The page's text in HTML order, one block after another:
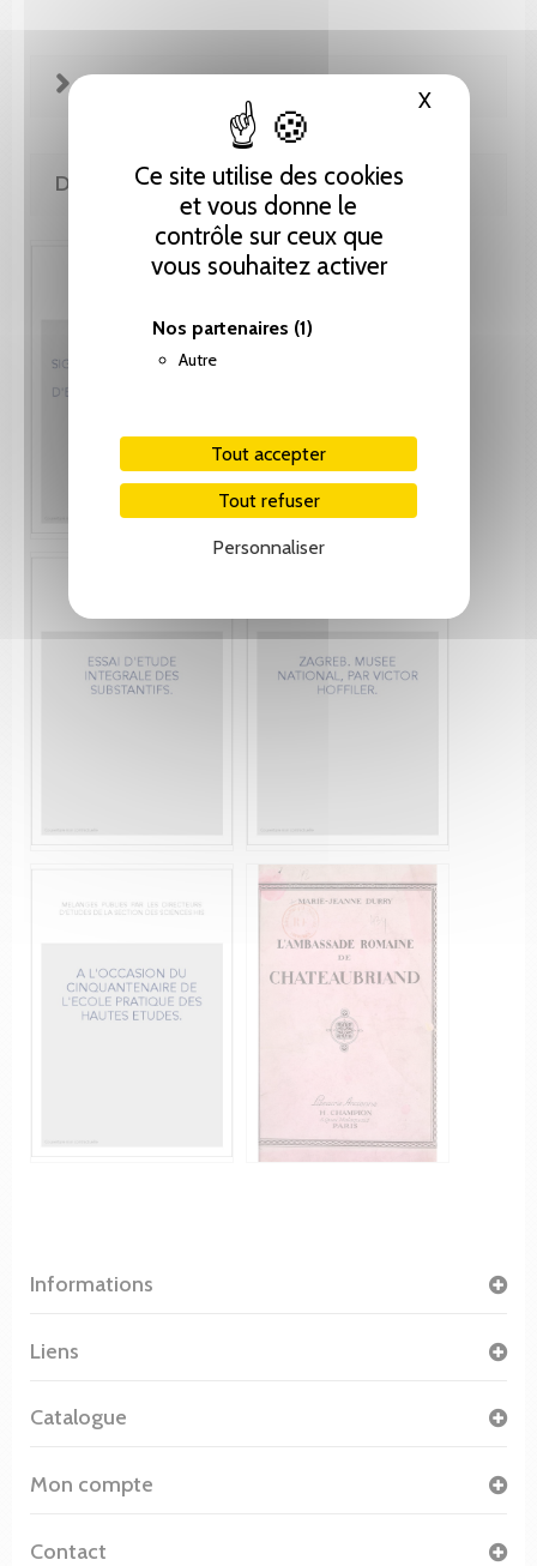
Ce site utilise des cookies
et vous donne le
contrôle sur ceux que
vous souhaitez activer
Nos partenaires (1)
Autre
Tout accepter
Tout refuser
Personnaliser
XMasquer
FICHE TECHNIQUE
DE LA MÊME COLLECTION
Informations
Liens
Catalogue
Mon compte
Contact